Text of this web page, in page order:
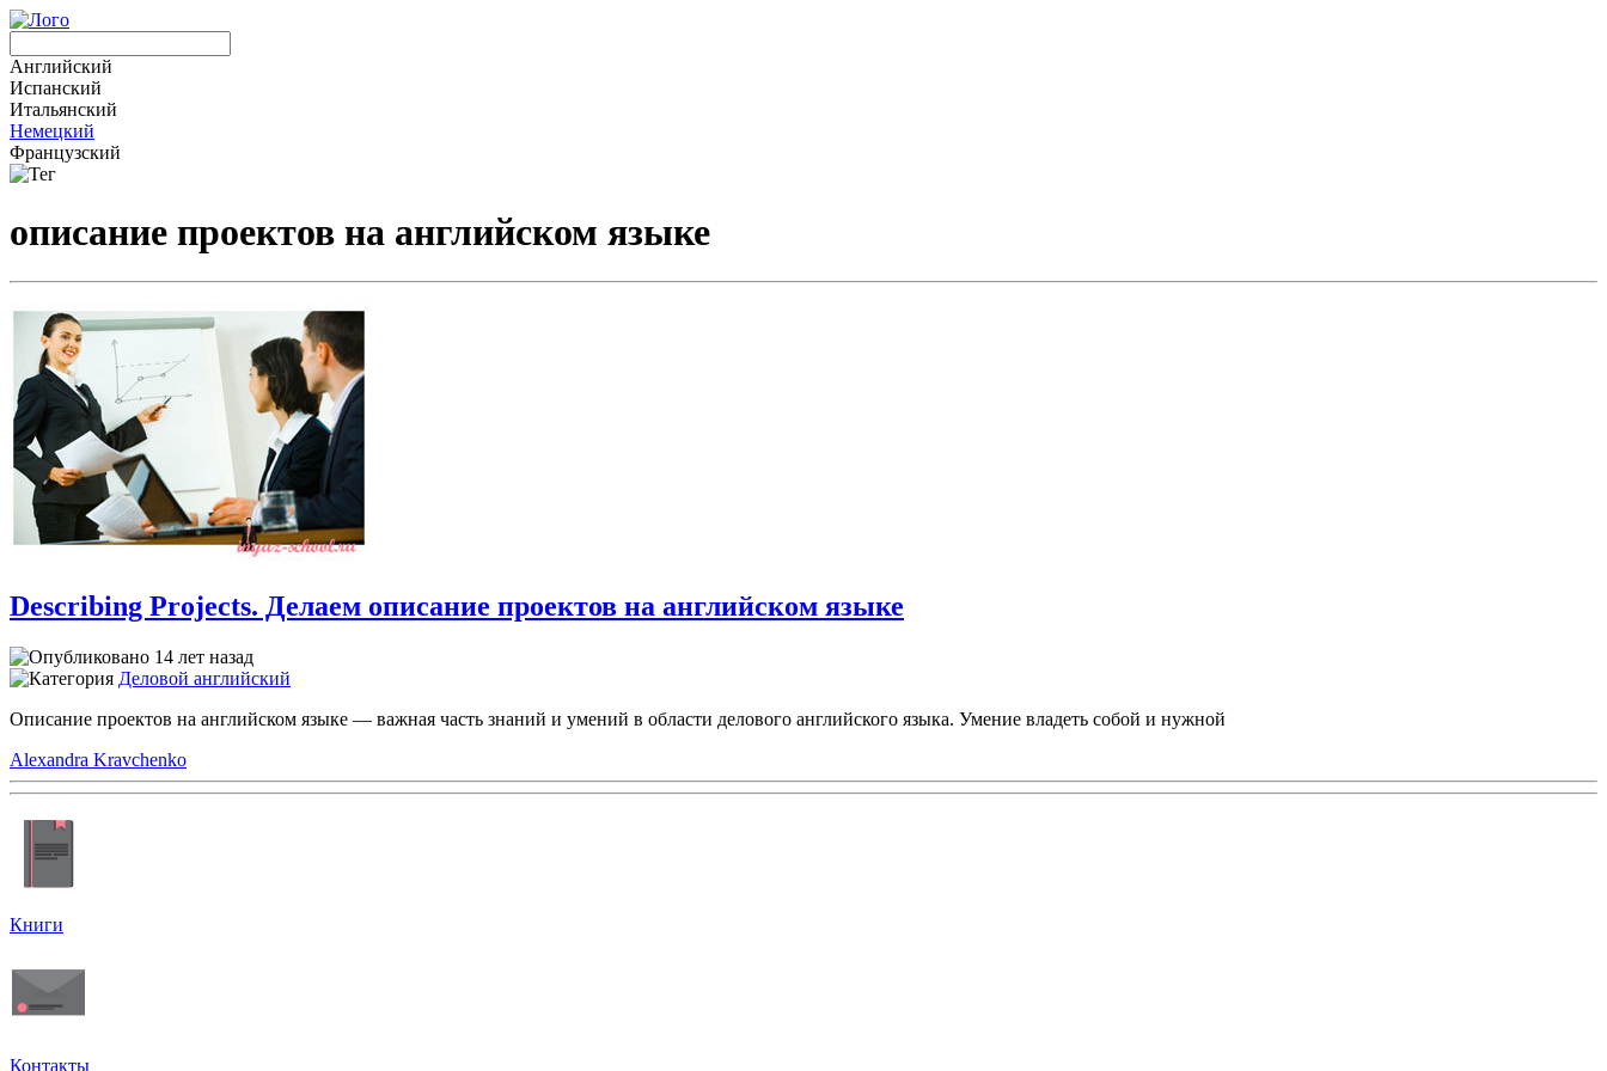
Английский
Испанский
Итальянский
Немецкий
Французский
описание проектов на английском языке
Describing Projects. Делаем описание проектов на английском языке
14 лет назад
Деловой английский
Описание проектов на английском языке — важная часть знаний и умений в области делового английского языка. Умение владеть собой и нужной
Alexandra Kravchenko
Книги
Контакты